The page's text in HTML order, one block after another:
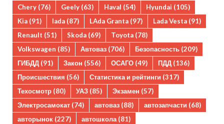
Chery (76) Geely (63) Haval (54) Hyundai (105)
Kia (91) lada (87) LAda Granta (97) Lada Vesta (91)
Renault (51) Skoda (69) Toyota (78)
Volkswagen (85) Автоваз (706) Безопасность (209)
ГИБДД (91) Закон (556) ОСАГО (49) ПДД (136)
Происшествия (56) Статистика и рейтинги (317)
Техосмотр (80) УАЗ (85) Экзамен (57)
Электросамокат (74) автоваз (88) автозапчасти (68)
авторынок (227) автошкола(81)